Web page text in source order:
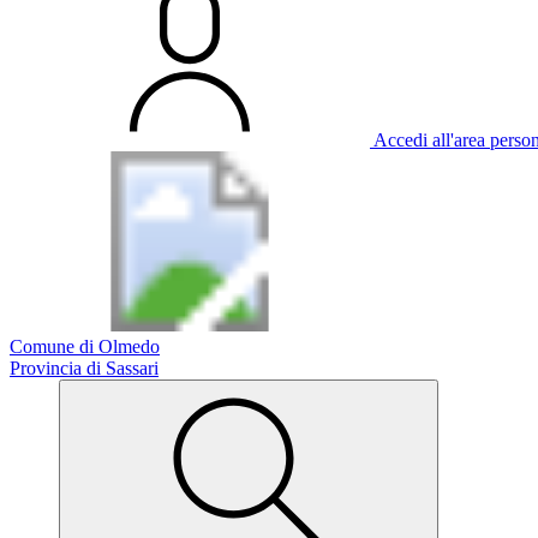
Accedi all'area
Comune di Olmedo
Provincia di Sassari